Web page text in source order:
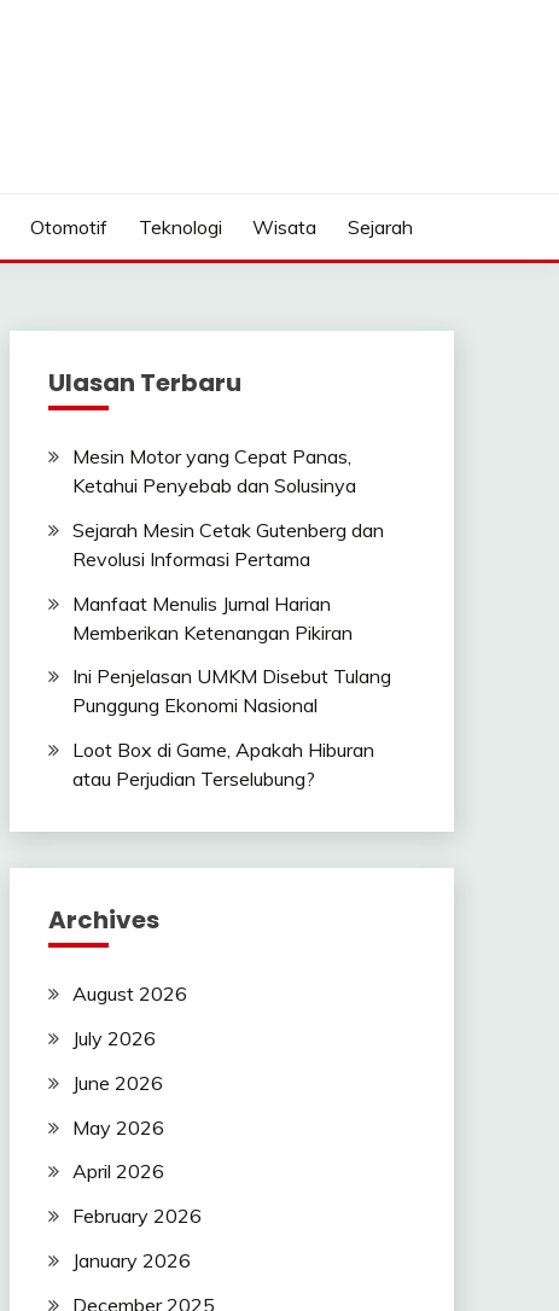
Otomotif Teknologi Wisata Sejarah
Ulasan Terbaru
Mesin Motor yang Cepat Panas,
Ketahui Penyebab dan Solusinya
Sejarah Mesin Cetak Gutenberg dan
Revolusi Informasi Pertama
Manfaat Menulis Jurnal Harian
Memberikan Ketenangan Pikiran
Ini Penjelasan UMKM Disebut Tulang
Punggung Ekonomi Nasional
Loot Box di Game, Apakah Hiburan
atau Perjudian Terselubung?
Archives
August 2026
July 2026
June 2026
May 2026
April 2026
February 2026
January 2026
December 2025